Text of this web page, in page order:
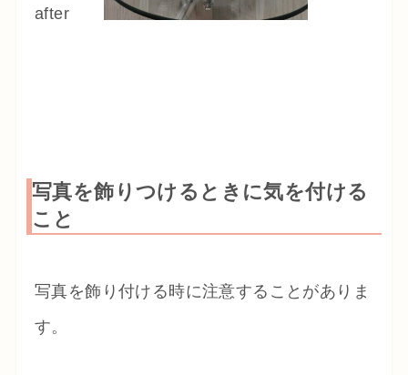
after
写真を飾りつけるときに気を付ける
こと
写真を飾り付ける時に注意することがありま
す。